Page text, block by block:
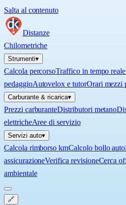
Salta al contenuto
Distanze
Chilometriche
Strumenti▾
Calcola percorsoTraffico in tempo reale
pedaggioAutovelox e tutorOrari mezzi
Carburante & ricarica▾
Prezzi carburanteDistributori metano
elettricheAree di servizio
Servizi auto▾
Calcola rimborso kmCalcolo bollo auto
assicurazioneVerifica revisioneCerca
ambientale
🔗